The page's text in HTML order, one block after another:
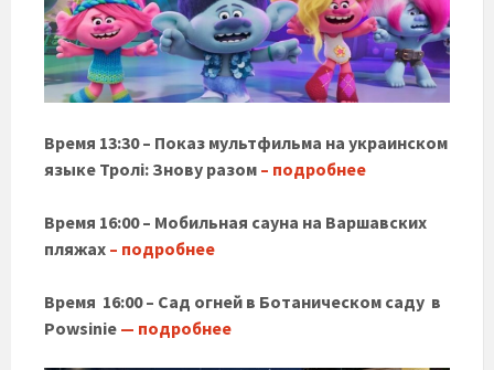
Время 13:30 – Показ мультфильма на украинском
языке Тролі: Знову разом – подробнее
Время 16:00 – Мобильная сауна на Варшавских
пляжах – подробнее
Время 16:00 – Сад огней в Ботаническом саду в
Powsinie — подробнее